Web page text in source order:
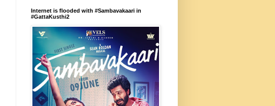
Internet is flooded with #Sambavakaari in
#GattaKusthi2